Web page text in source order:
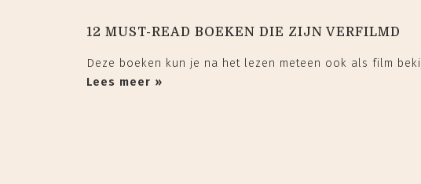
12 MUST-READ BOEKEN DIE ZIJN VERFILMD
Deze boeken kun je na het lezen meteen ook als film
Lees meer »